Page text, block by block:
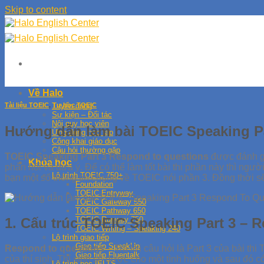
Skip to content
Về Halo
Tuyển dụng
Sự kiện – Đối tác
Nội quy học viên
Ứng dụng học tập
Công khai giáo dục
Câu hỏi thường gặp
Khóa học
Lộ trình TOEIC 750+
Foundation
TOEIC Entryway
TOEIC Gateway 550
TOEIC Pathway 650
TOEIC Runway 750
TOEIC Writing – Speaking 240
Lộ trình giao tiếp
Giao tiếp SpeakUp
Giao tiếp Fluentalk
Tài liệu TOEIC,Tự học TOEIC
Hướng dẫn làm bài TOEIC Speaking
TOEIC Speaking Part 3 Respond to questions được đánh
phản hồi và đưa ý. Để có thể làm tốt bài thi phần này thì
bạn một số thông tin chung về TOEIC nói phần 3. Đồng thời
1. Cấu trúc TOEIC Speaking Part 3 –
Respond to questions– Trả lời câu hỏi là Part 3 của bài thi
của thí sinh. Thí sinh sẽ được cho một tình huống và sau đó